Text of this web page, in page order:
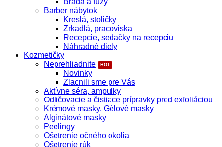
Brada a fúzy
Barber nábytok
Kreslá, stoličky
Zrkadlá, pracoviska
Recepcie, sedačky na recepciu
Náhradné diely
Kozmetičky
Neprehliadnite
Novinky
Zlacnili sme pre Vás
Aktívne séra, ampulky
Odličovacie a čistiace prípravky pred exfoliáciou
Krémové masky, Gélové masky
Alginátové masky
Peelingy
Ošetrenie očného okolia
Ošetrenie rúk